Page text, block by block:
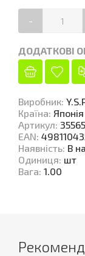
-
ДОДАТКОВІ
Виробник:
Країна: Японія
Артикул:
EAN:
Наявність: В
Одиниця: шт
Вага: 1.00